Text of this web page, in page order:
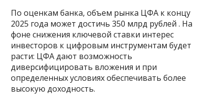
По оценкам банка, объем рынка ЦФА к концу
2025 года может достичь 350 млрд рублей . На
фоне снижения ключевой ставки интерес
инвесторов к цифровым инструментам будет
расти: ЦФА дают возможность
диверсифицировать вложения и при
определенных условиях обеспечивать более
высокую доходность.